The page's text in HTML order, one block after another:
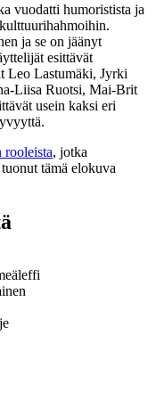
vuodatti humoristista ja
ja se on jäänyt
esittävät
Leo Lastumäki, Jyrki
Liisa Ruotsi, Mai-Brit
usein kaksi eri
rooleista, jotka
tämä elokuva